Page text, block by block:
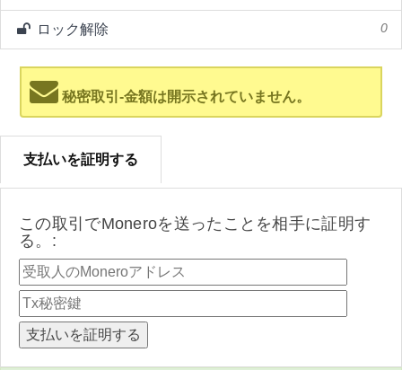
ロック解除 0
秘密取引-金額は開示されていません。
支払いを証明する
この取引でMoneroを送ったことを相手に証明す
る。: